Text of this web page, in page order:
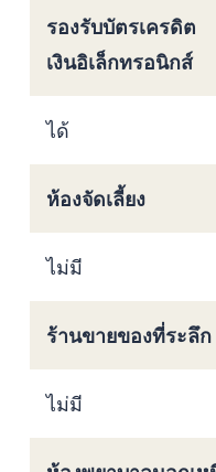
รองรับบัตรเครดิต
เงินอิเล็กทรอนิกส์
ได้
ห้องจัดเลี้ยง
ไม่มี
ร้านขายของที่ระลึก
ไม่มี